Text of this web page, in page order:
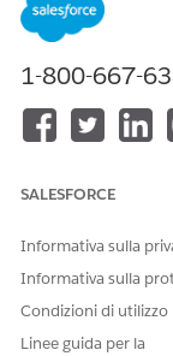
Disponibile nelle
Accedere al
aggiunge una
1-800-667-
SALESFORCE
Informativa sulla
Informativa sulla
Condizioni di utilizzo
Linee guida per la